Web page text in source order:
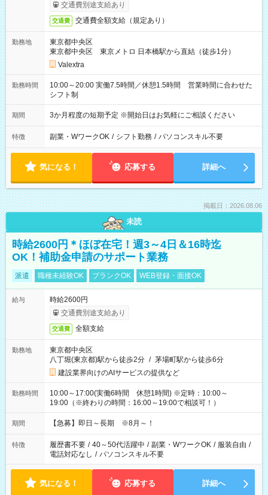
交通費別途支給あり
交通費 交通費全額支給（規定あり）
勤務地
東京都中央区
東京都中央区 東京メトロ 日本橋駅から直結（徒歩1分）
Valextra
勤務時間
10:00～20:00 実働7.5時間／休憩1.5時間 営業時間に合わせた
シフト制
期間 3か月程度の短期予定 ※開始日はお気軽にご相談ください
特徴 副業・WワークOK / シフト勤務 / パソコンスキル不要
気になる！ 応募する 詳細へ
掲載日：2026.08.06
未読
時給2600円＊ほぼ在宅！週3～4日＆16時迄
OK！補助金申請のサポート業務
派遣 職種未経験OK ブランクOK WEB登録・面接OK
給与
時給2600円
交通費別途支給あり
交通費 全額支給
勤務地
東京都中央区
八丁堀(東京都)駅から徒歩2分 / 茅場町駅から徒歩6分
建設業界向けのAIサービスの提供など
勤務時間
10:00～17:00(実働6時間 休憩1時間) ※定時：10:00～
19:00（※終わりの時間：16:00～19:00で相談可！）
期間 【急募】即日～長期 ※8月～！
特徴 履歴書不要 / 40～50代活躍中 / 副業・WワークOK / 服装自由 /
電話対応なし / パソコンスキル不要
気になる！ 応募する 詳細へ